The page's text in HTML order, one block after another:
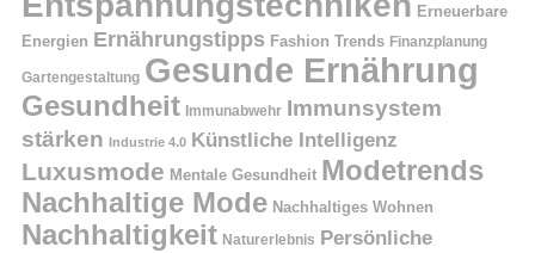
Erneuerbare
Energien Ernährungstipps Fashion Trends Finanzplanung
Gartengestaltung Gesunde Ernährung
Gesundheit Immunabwehr Immunsystem
stärken
Industrie 4.0 Künstliche Intelligenz
Luxusmode Mentale Gesundheit Modetrends
Nachhaltige Mode Nachhaltiges Wohnen
Nachhaltigkeit Naturerlebnis Persönliche